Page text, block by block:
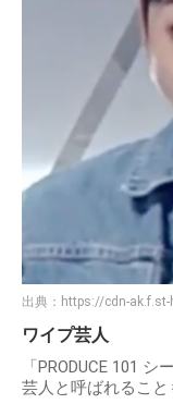
出典： https://cdn-
ワイプ芸人
「PRODUCE 101
芸人と呼ばれること